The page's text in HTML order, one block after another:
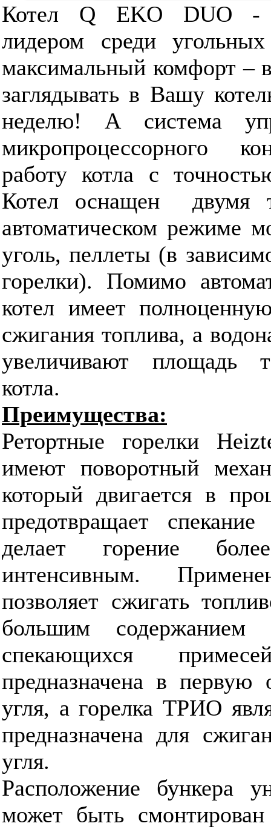
Котел Q EKO DUO -
лидером среди
максимальный комфорт –
заглядывать в Вашу
неделю! А система
микропроцессорного
работу котла с
Котел оснащен двумя
автоматическом режиме
уголь, пеллеты (в
горелки). Помимо
котел имеет
сжигания топлива, а
увеличивают
котла.
Преимущества:
Ретортные горелки
имеют поворотный
который двигается в
предотвращает
делает горение
интенсивным.
позволяет сжигать
большим
спекающихся
предназначена в первую
угля, а горелка ТРИО
предназначена для
угля.
Расположение бункера
может быть